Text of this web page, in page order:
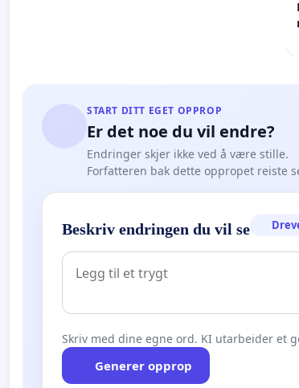
START DITT EGET OPPROP
Er det noe du vil endre?
Endringer skjer ikke ved å være stille.
Forfatteren bak dette oppropet reiste
Beskriv endringen du vil se
Skriv med dine egne ord. KI utarbeider et
Generer opprop